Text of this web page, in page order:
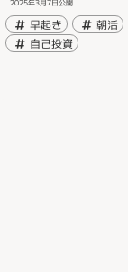
2025年3月7日公開
早起き
朝活
自己投資